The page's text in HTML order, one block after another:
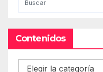
Contenidos
Contenidos